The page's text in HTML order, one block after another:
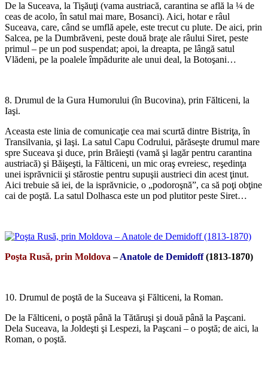
De la Suceava, la Tişăuţi (vama austriacă, carantina se află la ¼ de
ceas de acolo, în satul mai mare, Bosanci). Aici, hotar e râul
Suceava, care, când se umflă apele, este trecut cu plute. De aici, prin
Salcea, pe la Dumbrăveni, peste două braţe ale râului Siret, peste
primul – pe un pod suspendat; apoi, la dreapta, pe lângă satul
Vlădeni, pe la poalele împădurite ale unui deal, la Botoşani…
8. Drumul de la Gura Humorului (în Bucovina), prin Fălticeni, la
Iaşi.
Aceasta este linia de comunicaţie cea mai scurtă dintre Bistriţa, în
Transilvania, şi Iaşi. La satul Capu Codrului, părăseşte drumul mare
spre Suceava şi duce, prin Brăieşti (vamă şi lagăr pentru carantina
austriacă) şi Băişeşti, la Fălticeni, un mic oraş evreiesc, reşedinţa
unei isprăvnicii şi stărostie pentru supuşii austrieci din acest ţinut.
Aici trebuie să iei, de la isprăvnicie, o „podoroşnă”, ca să poţi obţine
cai de poştă. La satul Dolhasca este un pod plutitor peste Siret…
Poşta Rusă, prin Moldova –Anatole de Demidoff(1813-1870)
10. Drumul de poştă de la Suceava şi Fălticeni, la Roman.
De la Fălticeni, o poştă până la Tătăruşi şi două până la Paşcani.
Dela Suceava, la Joldeşti şi Lespezi, la Paşcani – o poştă; de aici, la
Roman, o poştă.